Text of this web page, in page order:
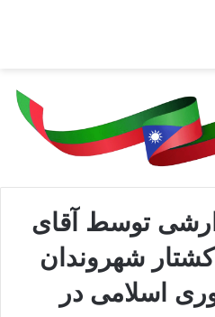
توسط آقای
شهروندان
اسلامی در